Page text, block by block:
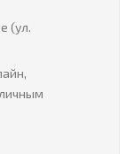
(ул.